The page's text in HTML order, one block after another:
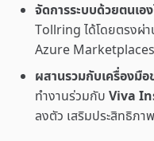
จัดการระบบด้วยตนเอ
Tollring ได้โดยตรงผ่
Azure Marketplaces
ผสานรวมกับเครื่องมื
ทำงานร่วมกับ Viva
ลงตัว เสริมประสิทธิภา